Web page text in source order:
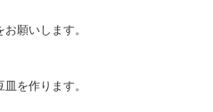
願いします。
を作ります。